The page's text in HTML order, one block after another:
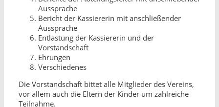
Aussprache
Bericht der Kassiererin mit anschließender
Aussprache
Entlastung der Kassiererin und der
Vorstandschaft
Ehrungen
Verschiedenes
Die Vorstandschaft bittet alle Mitglieder des Vereins,
vor allem auch die Eltern der Kinder um zahlreiche
Teilnahme.